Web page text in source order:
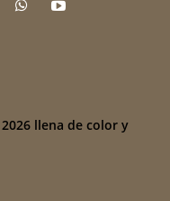
llena de color y